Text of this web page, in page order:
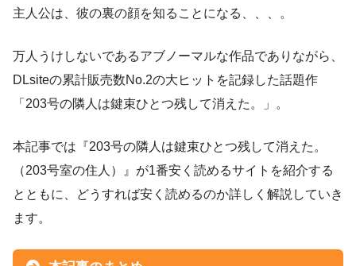
主人公は、彼の裏の顔を知ることになる、、、。
万人うけしないであるアブノーマルな作品でありながら、
DLsiteの累計販売数No.2の大ヒットを記録した話題作
「203号の隣人は鍵束ひとつ残して消えた。」。
本記事では『203号の隣人は鍵束ひとつ残して消えた。
（203号室の住人）』が1番安く読めるサイトを紹介する
とともに、どうすれば安く読めるのか詳しく解説していき
ます。